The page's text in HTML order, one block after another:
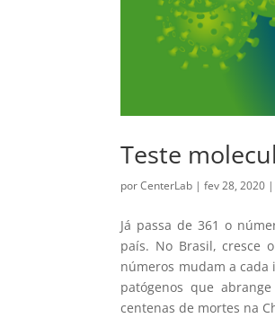
Teste
porCenterLab |fev 28, 2020 |
Já passa de 361 o
país. No Brasil, cresce
números mudam a cada
patógenos que
centenas de mortes na